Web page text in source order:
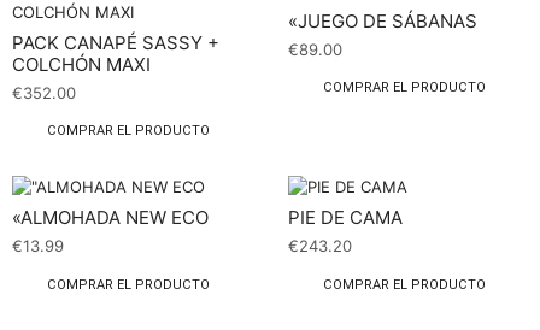
PACK CANAPÉ SASSY +
COLCHÓN MAXI
€352.00
COMPRAR EL PRODUCTO
«JUEGO DE SÁBANAS
€89.00
COMPRAR EL PRODUCTO
«ALMOHADA NEW ECO
€13.99
COMPRAR EL PRODUCTO
PIE DE CAMA
€243.20
COMPRAR EL PRODUCTO